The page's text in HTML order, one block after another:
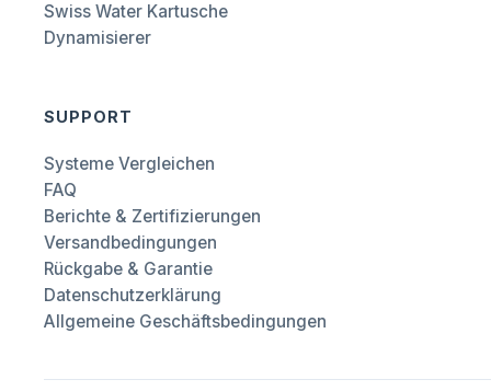
Swiss Water Kartusche
Dynamisierer
SUPPORT
Systeme Vergleichen
FAQ
Berichte & Zertifizierungen
Versandbedingungen
Rückgabe & Garantie
Datenschutzerklärung
Allgemeine Geschäftsbedingungen